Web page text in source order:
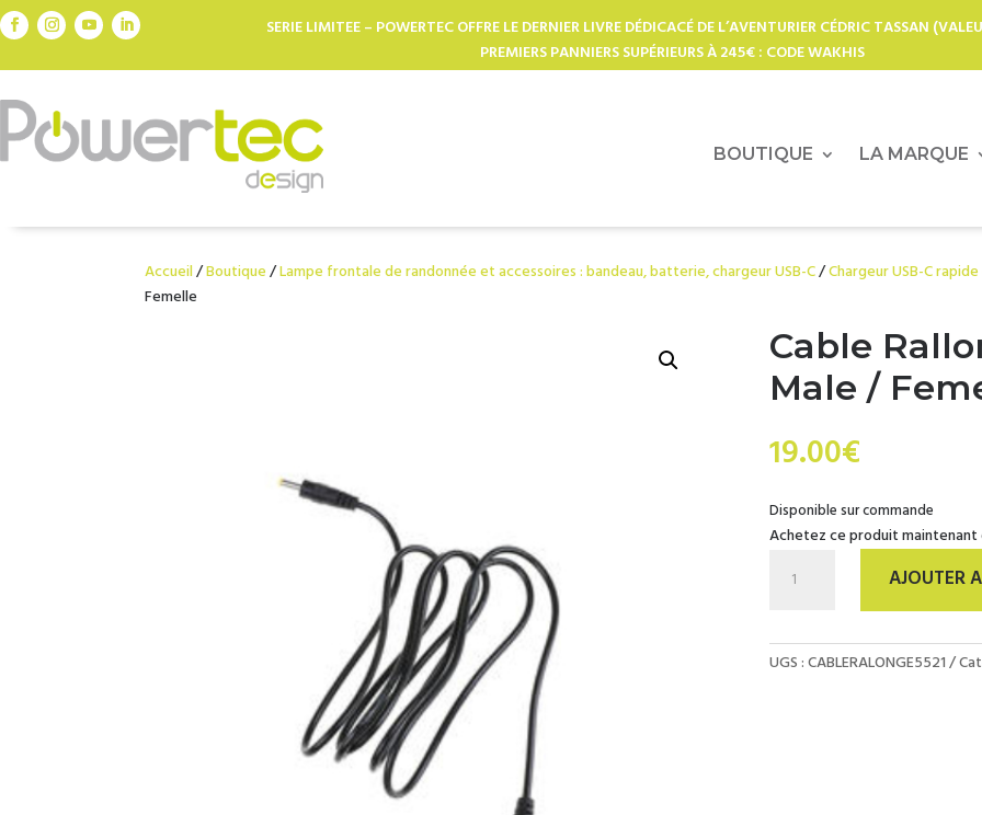
POWERBANKS, LAMPES LED,
SERIE LIMITEE – POWERTEC OFFRE LE DERNIER LIVRE DÉDICACÉ DE L’AVENTURIER CÉDRIC TASSAN
PREMIERS PANNIERS SUPÉRIEURS À 245€ : CODE WAKHIS
BOUTIQUE LA MARQUE
Accueil/Boutique/Lampe frontale de randonnée et accessoires : bandeau, batterie, chargeur USB-C/Chargeur USB-C
Femelle
Cable
Male /
19.00€
Disponible sur commande
Achetez ce produit maintenant
Rallonge
1,5m
AJOUTER
UGS :CABLERALONGE5521